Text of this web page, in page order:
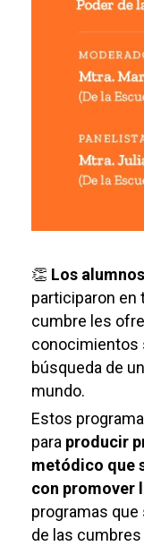
👏 Los
participaron en
cumbre les
conocimientos
búsqueda de
mundo.
Estos
para producir
metódico que
con promover
programas
de las